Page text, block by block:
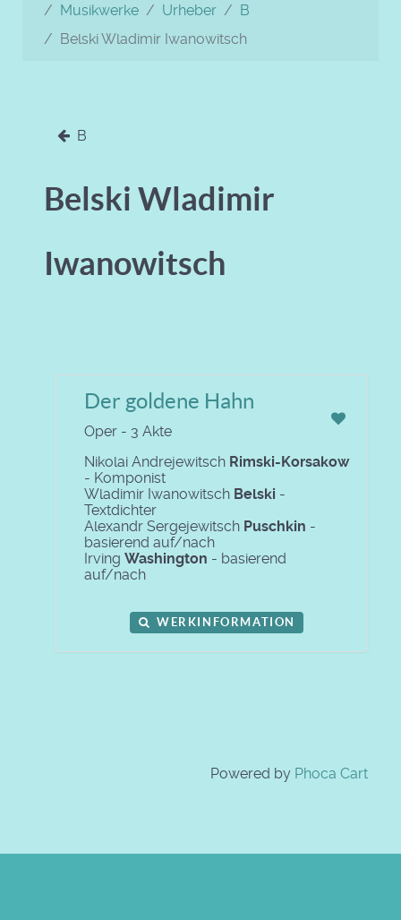
Musikwerke
Urheber
B
Belski Wladimir Iwanowitsch
B
Belski Wladimir
Iwanowitsch
Der goldene Hahn
Oper - 3 Akte
Nikolai Andrejewitsch Rimski-Korsakow
- Komponist
Wladimir Iwanowitsch Belski -
Textdichter
Alexandr Sergejewitsch Puschkin -
basierend auf/nach
Irving Washington - basierend
auf/nach
WERKINFORMATION
Powered by Phoca Cart